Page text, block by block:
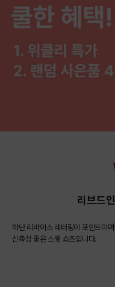
리브드
하단 리바이스 레터링이 포인트이
신축성 좋은 스웻 쇼츠입니다.